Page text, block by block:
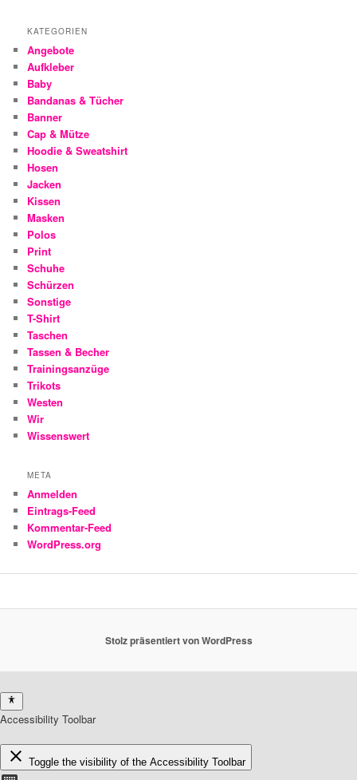
KATEGORIEN
Angebote
Aufkleber
Baby
Bandanas & Tücher
Banner
Cap & Mütze
Hoodie & Sweatshirt
Hosen
Jacken
Kissen
Masken
Polos
Print
Schuhe
Schürzen
Sonstige
T-Shirt
Taschen
Tassen & Becher
Trainingsanzüge
Trikots
Westen
Wir
Wissenswert
META
Anmelden
Eintrags-Feed
Kommentar-Feed
WordPress.org
Stolz präsentiert von WordPress
Accessibility Toolbar
close Toggle the visibility of the Accessibility Toolbar